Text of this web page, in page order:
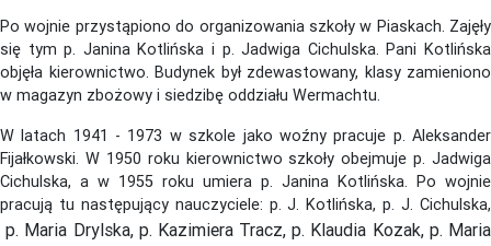
Po wojnie przystąpiono do organizowania szkoły w Piaskach. Zajęły
się tym p. Janina Kotlińska i p. Jadwiga Cichulska. Pani Kotlińska
objęła kierownictwo. Budynek był zdewastowany, klasy zamieniono
w magazyn zbożowy i siedzibę oddziału Wermachtu.
W latach 1941 - 1973 w szkole jako woźny pracuje p. Aleksander
Fijałkowski. W 1950 roku kierownictwo szkoły obejmuje p. Jadwiga
Cichulska, a w 1955 roku umiera p. Janina Kotlińska. Po wojnie
pracują tu następujący nauczyciele: p. J. Kotlińska, p. J. Cichulska,
p. Maria Drylska, p. Kazimiera Tracz, p. Klaudia Kozak, p. Maria